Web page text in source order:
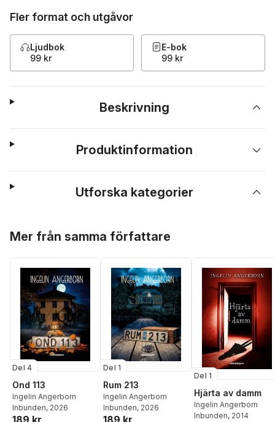
Fler format och utgåvor
Ljudbok
99 kr
E-bok
99 kr
Beskrivning
Produktinformation
Utforska kategorier
Mer från samma författare
Del 4
Ond 113
Ingelin Angerborn
Inbunden, 2026
189 kr
Del 1
Rum 213
Ingelin Angerborn
Inbunden, 2026
189 kr
Del 1
Hjärta av damm
Ingelin Angerborn
Inbunden, 2014